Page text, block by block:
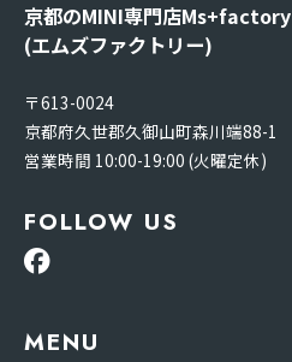
京都のMINI専門店Ms+factory
(エムズファクトリー)
〒613-0024
京都府久世郡久御山町森川端88-1
営業時間 10:00-19:00 (火曜定休)
FOLLOW US
MENU